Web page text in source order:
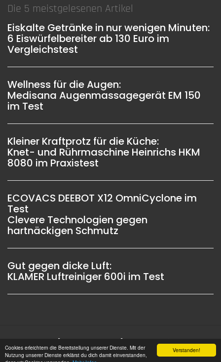
Verstanden!
Cookies erleichtern die Bereitstellung unserer Dienste. Mit der
Nutzung unserer Dienste erklärst du dich damit einverstanden,
Die 5 meistgelesenen Artikel
Eiskalte Getränke in nur wenigen Minuten:
6 Eiswürfelbereiter ab 130 Euro im
Vergleichstest
Wellness für die Augen:
Medisana Augenmassagegerät EM 150
im Test
Kleiner Kraftprotz für die Küche:
Knet- und Rührmaschine Heinrichs HKM
8080 im Praxistest
ECOVACS DEEBOT X12 OmniCyclone im
Test
Clevere Technologien gegen
hartnäckigen Schmutz
Gut gegen dicke Luft:
KLAMER Luftreiniger 600i im Test
Impressum | Datenschutz |
Copyright © 2006 -
2026 OSW-Medien GmbH Alle Rechte vorbehalten